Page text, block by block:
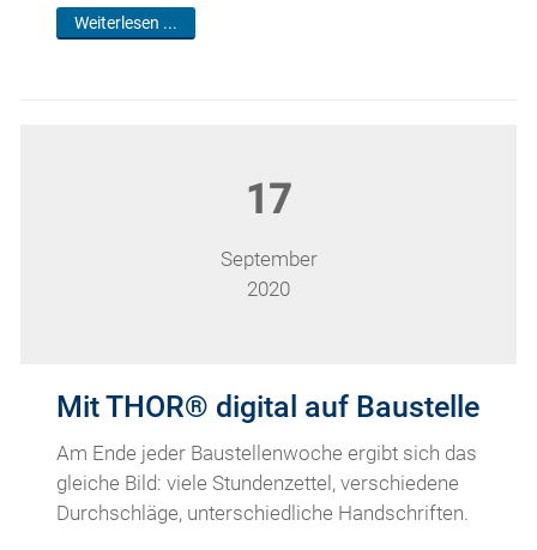
Weiterlesen ...
17
September
2020
Mit THOR® digital auf Baustelle
Am Ende jeder Baustellenwoche ergibt sich das
gleiche Bild: viele Stundenzettel, verschiedene
Durchschläge, unterschiedliche Handschriften.